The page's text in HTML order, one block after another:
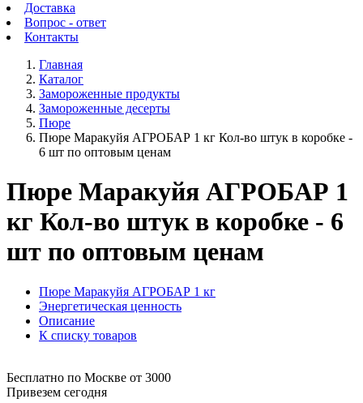
Доставка
Вопрос - ответ
Контакты
Главная
Каталог
Замороженные продукты
Замороженные десерты
Пюре
Пюре Маракуйя АГРОБАР 1 кг Кол-во штук в коробке -
6 шт по оптовым ценам
Пюре Маракуйя АГРОБАР 1
кг Кол-во штук в коробке - 6
шт по оптовым ценам
Пюре Маракуйя АГРОБАР 1 кг
Энергетическая ценность
Описание
К списку товаров
Бесплатно по Москве от 3000
Привезем сегодня